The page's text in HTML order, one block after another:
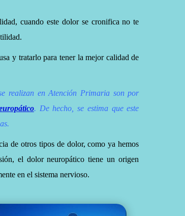
cuando este dolor se cronifica no te
y tratarlo para tener la mejor calidad de
realizan en Atención Primaria son por
. De hecho, se estima que este
de otros tipos de dolor, como ya hemos
el dolor neuropático tiene un origen
en el sistema nervioso.